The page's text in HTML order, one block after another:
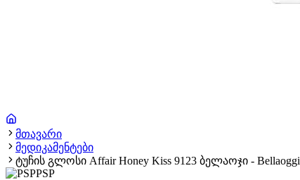
მთავარი
მედიკამენტები
ტუჩის გლოსი Affair Honey Kiss 9123 ბელაოჯი - Bellaoggi
PSP